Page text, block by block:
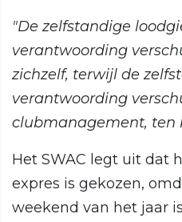
"De zelfstandige
verantwoording
zichzelf, terwijl de
verantwoording
clubmanagement, ten
Het SWAC legt uit dat
expres is gekozen,
weekend van het jaar